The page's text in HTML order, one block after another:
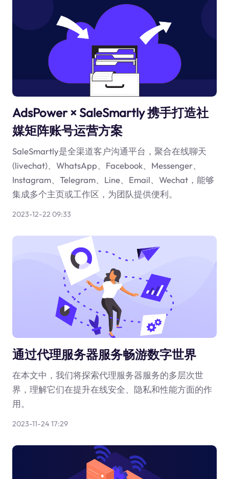
AdsPower × SaleSmartly 携手打造社
媒矩阵账号运营方案
SaleSmartly是全渠道客户沟通平台，聚合在线聊天
(livechat)、WhatsApp、Facebook、Messenger、
Instagram、Telegram、Line、Email、Wechat，能够
集成多个主页或工作区，为团队提供便利。
2023-12-22 09:33
通过代理服务器服务畅游数字世界
在本文中，我们将探索代理服务器服务的多层次世
界，理解它们在提升在线安全、隐私和性能方面的作
用。
2023-11-24 17:29